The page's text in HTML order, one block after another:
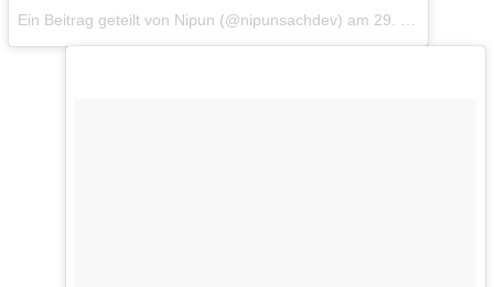
Ein Beitrag geteilt von Nipun (@nipunsachdev) am 29. Mär 2017 um 13:58 Uhr